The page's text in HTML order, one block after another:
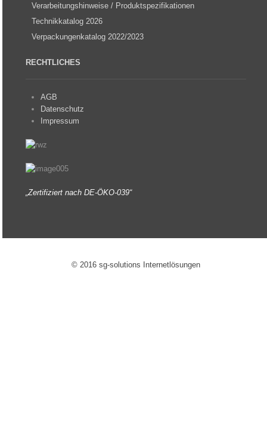
Verarbeitungshinweise / Produktspezifikationen
Technikkatalog 2026
Verpackungenkatalog 2022/2023
RECHTLICHES
AGB
Datenschutz
Impressum
„Zertifiziert nach DE-ÖKO-039“
© 2016 sg-solutions Internetlösungen